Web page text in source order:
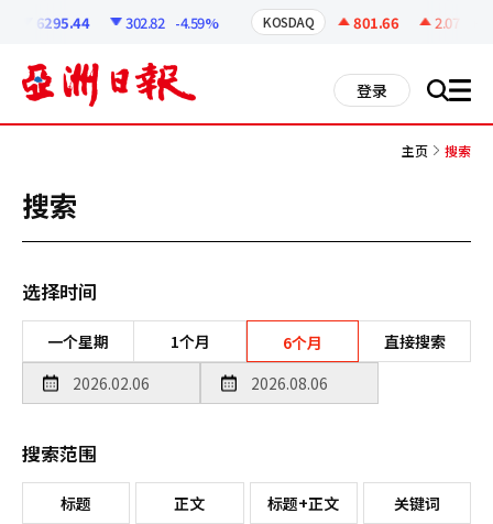
6295.44 302.82 -4.59% KOSDAQ 801.66 2.07
登录 搜 all
主页 搜索
搜索
选择时间
一个星期 1个月 6个月 直接搜索
搜索范围
标题 正文 标题+正文 关键词